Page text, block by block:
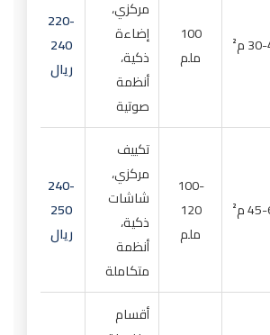
م²
100
ملم
مركزي،
إضاءة
ذكية،
أنظمة
صوتية
220-
240
ريال
م²
100-
120
ملم
تكييف
مركزي،
شاشات
ذكية،
أنظمة
متكاملة
240-
250
ريال
أقسام